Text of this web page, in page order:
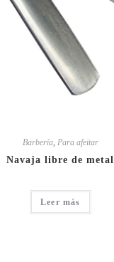
Barbería, Para afeitar
Navaja libre de metal
Leer más